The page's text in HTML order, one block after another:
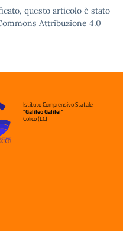
questo articolo è stato
Attribuzione 4.0
Istituto Comprensivo Statale
"Galileo Galilei"
Colico (LC)